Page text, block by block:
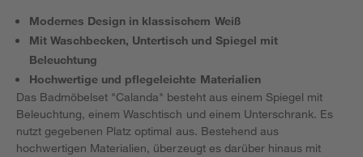
Modernes Design in klassischem Weiß
Mit Waschbecken, Untertisch und Spiegel mit
Beleuchtung
Hochwertige und pflegeleichte Materialien
Das Badmöbelset "Calanda" besteht aus einem Spiegel mit
Beleuchtung, einem Waschtisch und einem Unterschrank. Es
nutzt gegebenen Platz optimal aus. Bestehend aus
hochwertigen Materialien, überzeugt es darüber hinaus mit